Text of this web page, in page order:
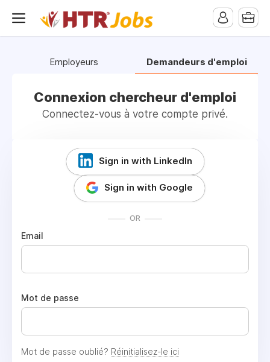
Employeurs Demandeurs d'emploi
Connexion chercheur d'emploi
Connectez-vous à votre compte privé.
Sign in with LinkedIn
Sign in with Google
OR
Email
Mot de passe
Mot de passe oublié? Réinitialisez-le ici